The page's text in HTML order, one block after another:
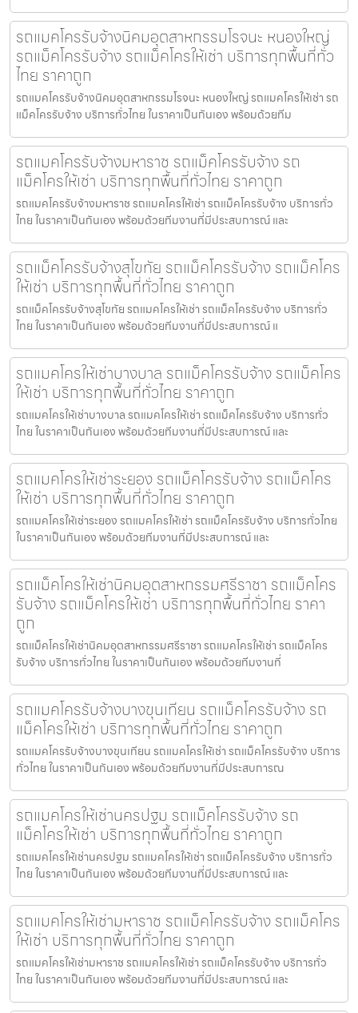
รถแมคโครรับจ้างนิคมอุตสาหกรรมโรจนะ หนองใหญ่
รถแม็คโครรับจ้าง รถแม็คโครให้เช่า บริการทุกพื้นที่ทั่ว
ไทย ราคาถูก
รถแมคโครรับจ้างนิคมอุตสาหกรรมโรจนะ หนองใหญ่ รถแมคโครให้เช่า รถ
แม็คโครรับจ้าง บริการทั่วไทย ในราคาเป็นกันเอง พร้อมด้วยทีม
รถแมคโครรับจ้างมหาราช รถแม็คโครรับจ้าง รถ
แม็คโครให้เช่า บริการทุกพื้นที่ทั่วไทย ราคาถูก
รถแมคโครรับจ้างมหาราช รถแมคโครให้เช่า รถแม็คโครรับจ้าง บริการทั่ว
ไทย ในราคาเป็นกันเอง พร้อมด้วยทีมงานที่มีประสบการณ์ และ
รถแม็คโครรับจ้างสุโขทัย รถแม็คโครรับจ้าง รถแม็คโคร
ให้เช่า บริการทุกพื้นที่ทั่วไทย ราคาถูก
รถแม็คโครรับจ้างสุโขทัย รถแมคโครให้เช่า รถแม็คโครรับจ้าง บริการทั่ว
ไทย ในราคาเป็นกันเอง พร้อมด้วยทีมงานที่มีประสบการณ์ แ
รถแมคโครให้เช่าบางบาล รถแม็คโครรับจ้าง รถแม็คโคร
ให้เช่า บริการทุกพื้นที่ทั่วไทย ราคาถูก
รถแมคโครให้เช่าบางบาล รถแมคโครให้เช่า รถแม็คโครรับจ้าง บริการทั่ว
ไทย ในราคาเป็นกันเอง พร้อมด้วยทีมงานที่มีประสบการณ์ และ
รถแมคโครให้เช่าระยอง รถแม็คโครรับจ้าง รถแม็คโคร
ให้เช่า บริการทุกพื้นที่ทั่วไทย ราคาถูก
รถแมคโครให้เช่าระยอง รถแมคโครให้เช่า รถแม็คโครรับจ้าง บริการทั่วไทย
ในราคาเป็นกันเอง พร้อมด้วยทีมงานที่มีประสบการณ์ และ
รถแม็คโครให้เช่านิคมอุตสาหกรรมศรีราชา รถแม็คโคร
รับจ้าง รถแม็คโครให้เช่า บริการทุกพื้นที่ทั่วไทย ราคา
ถูก
รถแม็คโครให้เช่านิคมอุตสาหกรรมศรีราชา รถแมคโครให้เช่า รถแม็คโคร
รับจ้าง บริการทั่วไทย ในราคาเป็นกันเอง พร้อมด้วยทีมงานที่
รถแมคโครรับจ้างบางขุนเทียน รถแม็คโครรับจ้าง รถ
แม็คโครให้เช่า บริการทุกพื้นที่ทั่วไทย ราคาถูก
รถแมคโครรับจ้างบางขุนเทียน รถแมคโครให้เช่า รถแม็คโครรับจ้าง บริการ
ทั่วไทย ในราคาเป็นกันเอง พร้อมด้วยทีมงานที่มีประสบการณ
รถแมคโครให้เช่านครปฐม รถแม็คโครรับจ้าง รถ
แม็คโครให้เช่า บริการทุกพื้นที่ทั่วไทย ราคาถูก
รถแมคโครให้เช่านครปฐม รถแมคโครให้เช่า รถแม็คโครรับจ้าง บริการทั่ว
ไทย ในราคาเป็นกันเอง พร้อมด้วยทีมงานที่มีประสบการณ์ และ
รถแมคโครให้เช่ามหาราช รถแม็คโครรับจ้าง รถแม็คโคร
ให้เช่า บริการทุกพื้นที่ทั่วไทย ราคาถูก
รถแมคโครให้เช่ามหาราช รถแมคโครให้เช่า รถแม็คโครรับจ้าง บริการทั่ว
ไทย ในราคาเป็นกันเอง พร้อมด้วยทีมงานที่มีประสบการณ์ และ